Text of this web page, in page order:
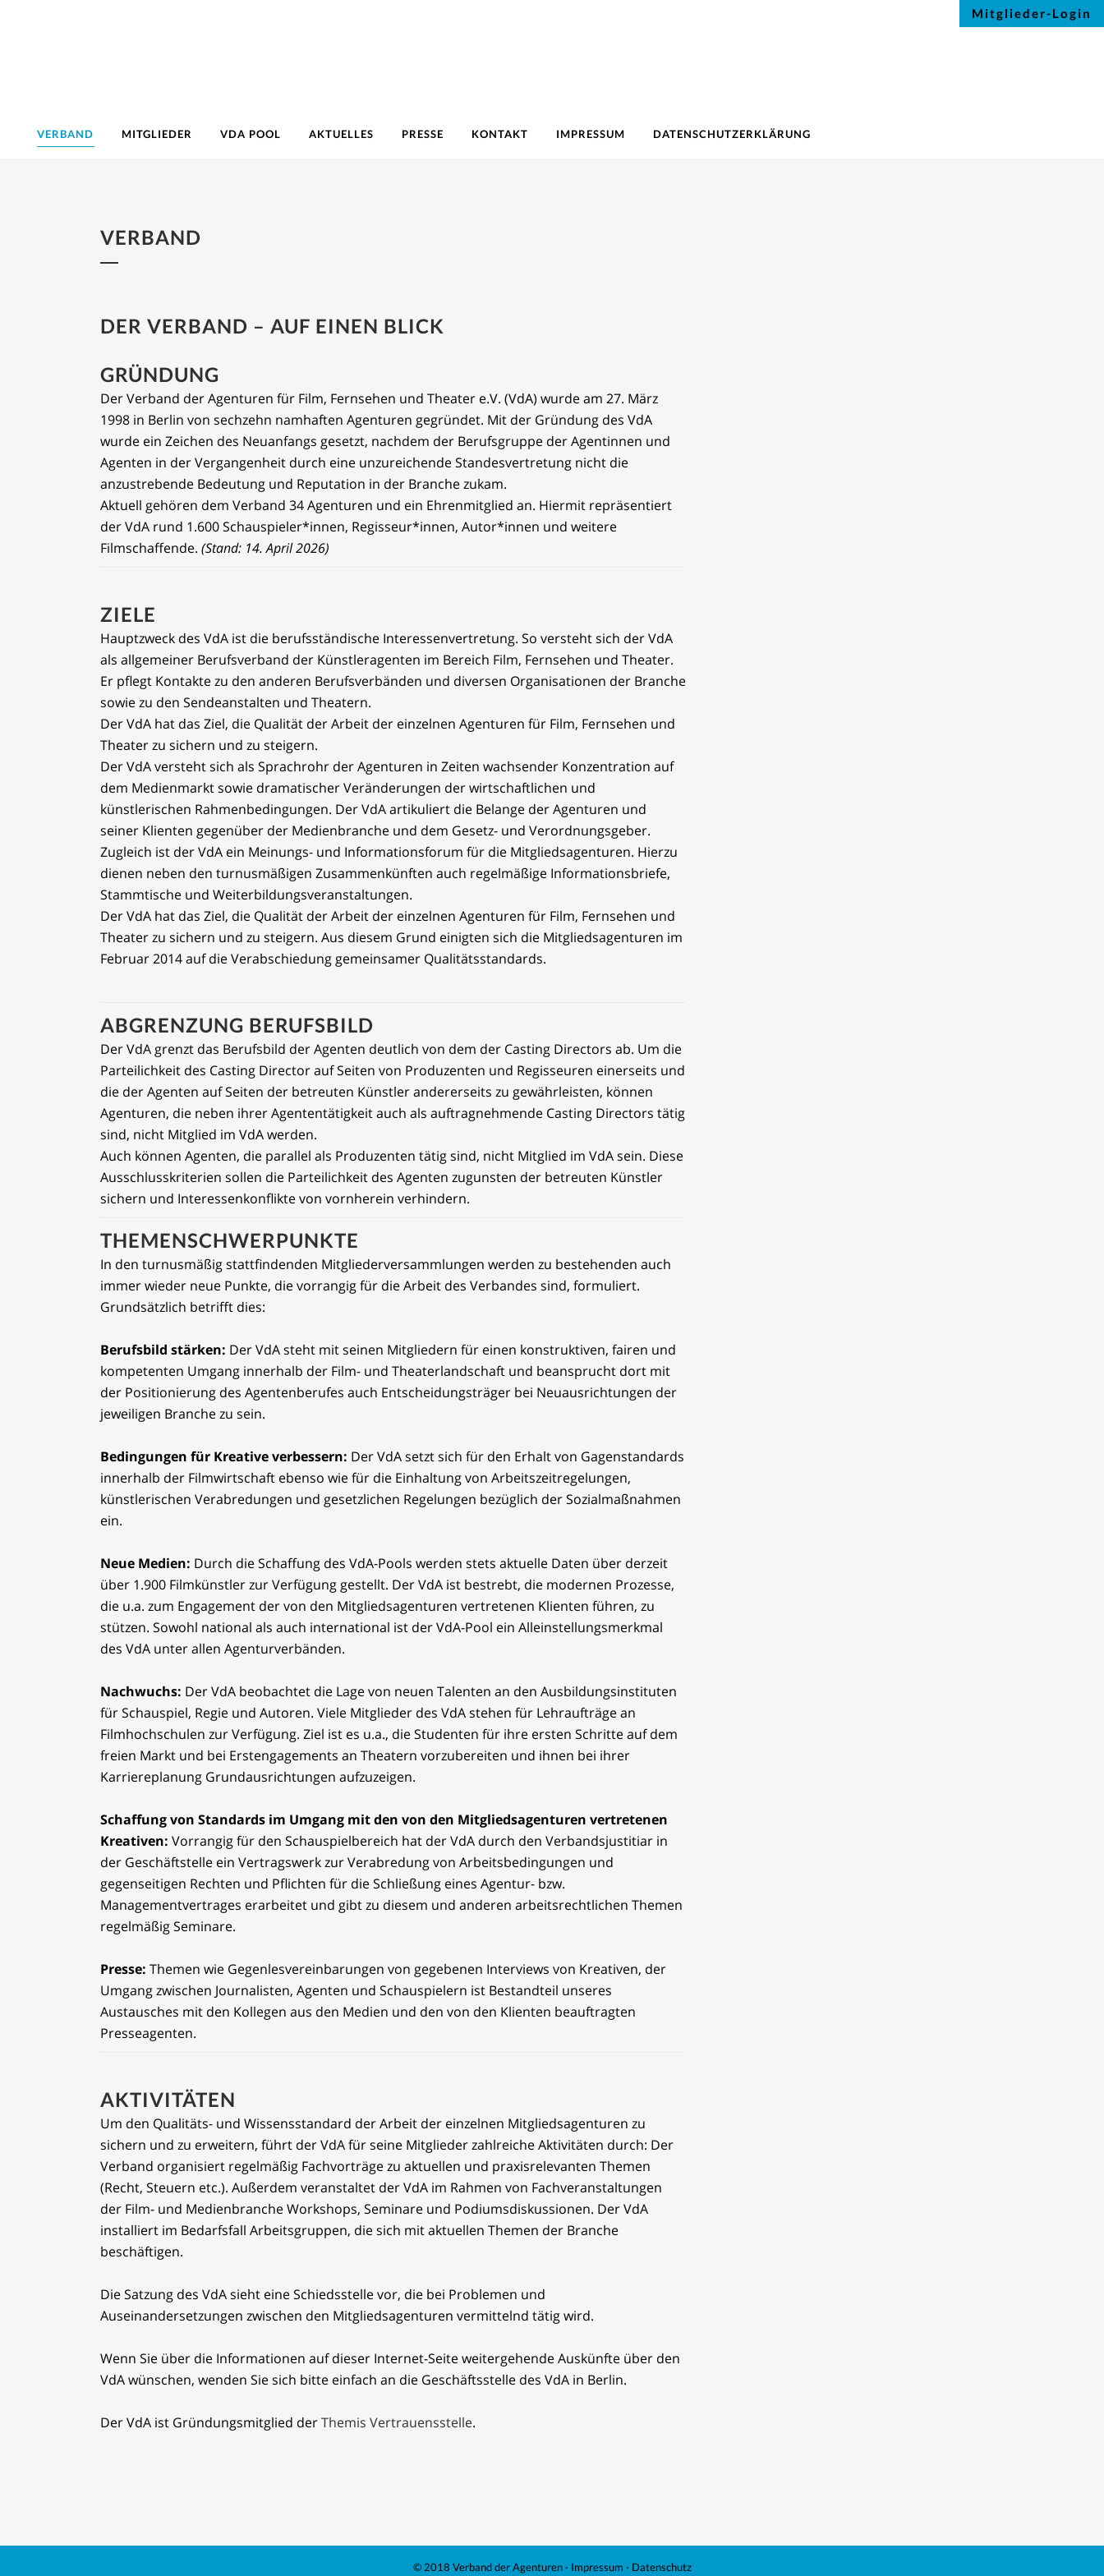
Mitglieder-Login
VERBAND MITGLIEDER VDA POOL AKTUELLES PRESSE KONTAKT IMPRESSUM DATENSCHUTZERKLÄRUNG
VERBAND
DER VERBAND – AUF EINEN BLICK
GRÜNDUNG
Der Verband der Agenturen für Film, Fernsehen und Theater e.V. (VdA) wurde am 27. März
1998 in Berlin von sechzehn namhaften Agenturen gegründet. Mit der Gründung des VdA
wurde ein Zeichen des Neuanfangs gesetzt, nachdem der Berufsgruppe der Agentinnen und
Agenten in der Vergangenheit durch eine unzureichende Standesvertretung nicht die
anzustrebende Bedeutung und Reputation in der Branche zukam.
Aktuell gehören dem Verband 34 Agenturen und ein Ehrenmitglied an. Hiermit repräsentiert
der VdA rund 1.600 Schauspieler*innen, Regisseur*innen, Autor*innen und weitere
Filmschaffende. (Stand: 14. April 2026)
ZIELE
Hauptzweck des VdA ist die berufsständische Interessenvertretung. So versteht sich der VdA
als allgemeiner Berufsverband der Künstleragenten im Bereich Film, Fernsehen und Theater.
Er pflegt Kontakte zu den anderen Berufsverbänden und diversen Organisationen der Branche
sowie zu den Sendeanstalten und Theatern.
Der VdA hat das Ziel, die Qualität der Arbeit der einzelnen Agenturen für Film, Fernsehen und
Theater zu sichern und zu steigern.
Der VdA versteht sich als Sprachrohr der Agenturen in Zeiten wachsender Konzentration auf
dem Medienmarkt sowie dramatischer Veränderungen der wirtschaftlichen und
künstlerischen Rahmenbedingungen. Der VdA artikuliert die Belange der Agenturen und
seiner Klienten gegenüber der Medienbranche und dem Gesetz- und Verordnungsgeber.
Zugleich ist der VdA ein Meinungs- und Informationsforum für die Mitgliedsagenturen. Hierzu
dienen neben den turnusmäßigen Zusammenkünften auch regelmäßige Informationsbriefe,
Stammtische und Weiterbildungsveranstaltungen.
Der VdA hat das Ziel, die Qualität der Arbeit der einzelnen Agenturen für Film, Fernsehen und
Theater zu sichern und zu steigern. Aus diesem Grund einigten sich die Mitgliedsagenturen im
Februar 2014 auf die Verabschiedung gemeinsamer Qualitätsstandards.
ABGRENZUNG BERUFSBILD
Der VdA grenzt das Berufsbild der Agenten deutlich von dem der Casting Directors ab. Um die
Parteilichkeit des Casting Director auf Seiten von Produzenten und Regisseuren einerseits und
die der Agenten auf Seiten der betreuten Künstler andererseits zu gewährleisten, können
Agenturen, die neben ihrer Agententätigkeit auch als auftragnehmende Casting Directors tätig
sind, nicht Mitglied im VdA werden.
Auch können Agenten, die parallel als Produzenten tätig sind, nicht Mitglied im VdA sein. Diese
Ausschlusskriterien sollen die Parteilichkeit des Agenten zugunsten der betreuten Künstler
sichern und Interessenkonflikte von vornherein verhindern.
THEMENSCHWERPUNKTE
In den turnusmäßig stattfindenden Mitgliederversammlungen werden zu bestehenden auch
immer wieder neue Punkte, die vorrangig für die Arbeit des Verbandes sind, formuliert.
Grundsätzlich betrifft dies:
Berufsbild stärken: Der VdA steht mit seinen Mitgliedern für einen konstruktiven, fairen und
kompetenten Umgang innerhalb der Film- und Theaterlandschaft und beansprucht dort mit
der Positionierung des Agentenberufes auch Entscheidungsträger bei Neuausrichtungen der
jeweiligen Branche zu sein.
Bedingungen für Kreative verbessern: Der VdA setzt sich für den Erhalt von Gagenstandards
innerhalb der Filmwirtschaft ebenso wie für die Einhaltung von Arbeitszeitregelungen,
künstlerischen Verabredungen und gesetzlichen Regelungen bezüglich der Sozialmaßnahmen
ein.
Neue Medien: Durch die Schaffung des VdA-Pools werden stets aktuelle Daten über derzeit
über 1.900 Filmkünstler zur Verfügung gestellt. Der VdA ist bestrebt, die modernen Prozesse,
die u.a. zum Engagement der von den Mitgliedsagenturen vertretenen Klienten führen, zu
stützen. Sowohl national als auch international ist der VdA-Pool ein Alleinstellungsmerkmal
des VdA unter allen Agenturverbänden.
Nachwuchs: Der VdA beobachtet die Lage von neuen Talenten an den Ausbildungsinstituten
für Schauspiel, Regie und Autoren. Viele Mitglieder des VdA stehen für Lehraufträge an
Filmhochschulen zur Verfügung. Ziel ist es u.a., die Studenten für ihre ersten Schritte auf dem
freien Markt und bei Erstengagements an Theatern vorzubereiten und ihnen bei ihrer
Karriereplanung Grundausrichtungen aufzuzeigen.
Schaffung von Standards im Umgang mit den von den Mitgliedsagenturen vertretenen
Kreativen: Vorrangig für den Schauspielbereich hat der VdA durch den Verbandsjustitiar in
der Geschäftstelle ein Vertragswerk zur Verabredung von Arbeitsbedingungen und
gegenseitigen Rechten und Pflichten für die Schließung eines Agentur- bzw.
Managementvertrages erarbeitet und gibt zu diesem und anderen arbeitsrechtlichen Themen
regelmäßig Seminare.
Presse: Themen wie Gegenlesvereinbarungen von gegebenen Interviews von Kreativen, der
Umgang zwischen Journalisten, Agenten und Schauspielern ist Bestandteil unseres
Austausches mit den Kollegen aus den Medien und den von den Klienten beauftragten
Presseagenten.
AKTIVITÄTEN
Um den Qualitäts- und Wissensstandard der Arbeit der einzelnen Mitgliedsagenturen zu
sichern und zu erweitern, führt der VdA für seine Mitglieder zahlreiche Aktivitäten durch: Der
Verband organisiert regelmäßig Fachvorträge zu aktuellen und praxisrelevanten Themen
(Recht, Steuern etc.). Außerdem veranstaltet der VdA im Rahmen von Fachveranstaltungen
der Film- und Medienbranche Workshops, Seminare und Podiumsdiskussionen. Der VdA
installiert im Bedarfsfall Arbeitsgruppen, die sich mit aktuellen Themen der Branche
beschäftigen.
Die Satzung des VdA sieht eine Schiedsstelle vor, die bei Problemen und
Auseinandersetzungen zwischen den Mitgliedsagenturen vermittelnd tätig wird.
Wenn Sie über die Informationen auf dieser Internet-Seite weitergehende Auskünfte über den
VdA wünschen, wenden Sie sich bitte einfach an die Geschäftsstelle des VdA in Berlin.
Der VdA ist Gründungsmitglied derThemis Vertrauensstelle.
© 2018 Verband der Agenturen · Impressum · Datenschutz